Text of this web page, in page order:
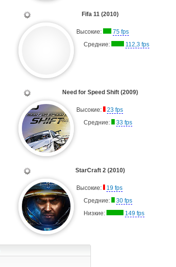
Fifa 11 (2010)
Высокие:
75 fps
Средние:
112,3 fps
Need for Speed Shift (2009)
Высокие:
23 fps
Средние:
33 fps
StarCraft 2 (2010)
Высокие:
19 fps
Средние:
30 fps
Низкие:
149 fps